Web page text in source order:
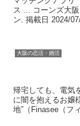
ス ... コーンズ大
ン. 掲載日 2024/
大阪の恋活・婚活
帰宅しても、電気
に闇を抱えるお嬢
地”（Finasee（フ